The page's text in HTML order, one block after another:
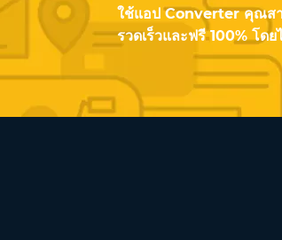
ใช้แอป Converter คุณสา
รวดเร็วและฟรี 100% โด